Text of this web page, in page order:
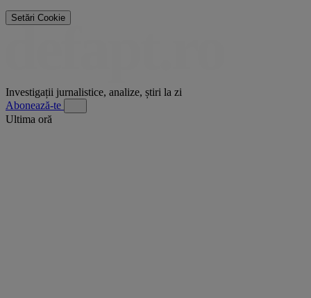
Setări Cookie
Investigații jurnalistice, analize, știri la zi
Abonează-te
Ultima oră